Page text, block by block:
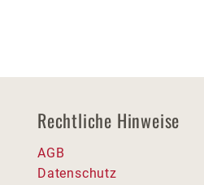
Rechtliche Hinweise
AGB
Datenschutz